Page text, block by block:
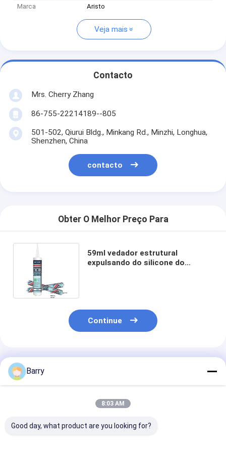
Marca
Aristo
Veja mais
Contacto
Mrs. Cherry Zhang
86-755-22214189--805
501-502, Qiurui Bldg., Minkang Rd., Minzhi, Longhua,
Shenzhen, China
contacto
Obter O Melhor Preço Para
59ml vedador estrutural
expulsando do silicone do
Continue
Produtos Recomendados
Barry
8:03 AM
Good day, what product are you looking for?